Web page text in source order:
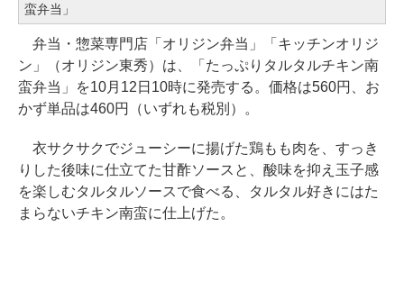
蛮弁当」
弁当・惣菜専門店「オリジン弁当」「キッチンオリジ
ン」（オリジン東秀）は、「たっぷりタルタルチキン南
蛮弁当」を10月12日10時に発売する。価格は560円、お
かず単品は460円（いずれも税別）。
衣サクサクでジューシーに揚げた鶏もも肉を、すっき
りした後味に仕立てた甘酢ソースと、酸味を抑え玉子感
を楽しむタルタルソースで食べる、タルタル好きにはた
まらないチキン南蛮に仕上げた。